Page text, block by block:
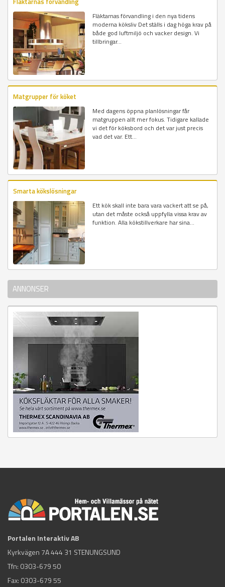
Fläktarnas förvandling i den nya tidens
moderna köksliv Det ställs i dag höga krav på
både god luftmiljö och vacker design. Vi
tillbringar...
Matgrupper för köket
Med dagens öppna planlösningar får
matgruppen allt mer fokus. Tidigare kallade
vi det för köksbord och det var just precis
vad det var. Ett...
Smarta kökslösningar
Ett kök skall inte bara vara vackert att se på,
utan det måste också uppfylla vissa krav av
funktion. Alla kökstillverkare har sina...
ANNONSER
Portalen Interaktiv AB
Kyrkvägen 7A 444 31 STENUNGSUND
Tfn: 0303-679 50
Fax: 0303-679 55